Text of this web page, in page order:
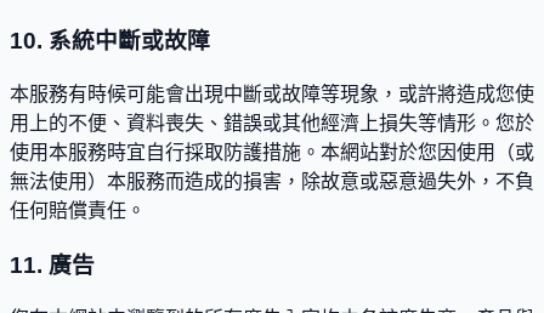
10. 系統中斷或故障
本服務有時候可能會出現中斷或故障等現象，或許將造成您使
用上的不便、資料喪失、錯誤或其他經濟上損失等情形。您於
使用本服務時宜自行採取防護措施。本網站對於您因使用（或
無法使用）本服務而造成的損害，除故意或惡意過失外，不負
任何賠償責任。
11. 廣告